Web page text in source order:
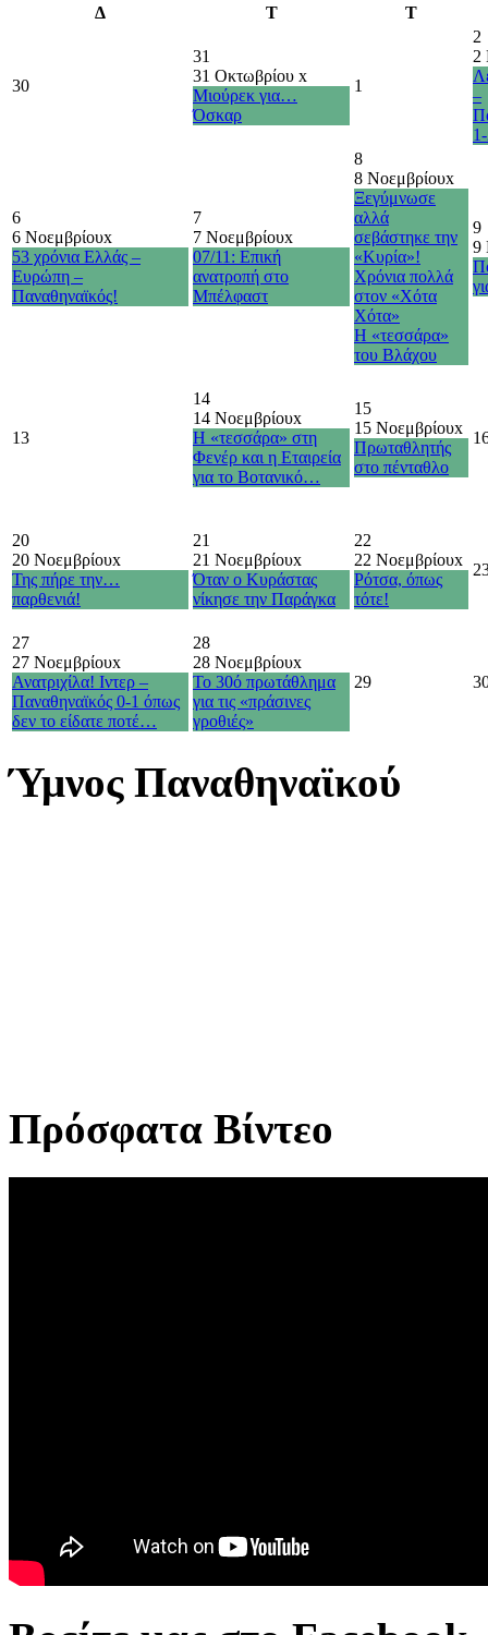
Δ Τ Τ
30
31
31 Οκτωβρίου x
Μιούρεκ για…
Όσκαρ
1
2
2
–
6
6 Νοεμβρίουx
53 χρόνια Ελλάς –
Ευρώπη –
Παναθηναϊκός!
7
7 Νοεμβρίουx
07/11: Επική
ανατροπή στο
Μπέλφαστ
8
8 Νοεμβρίουx
Ξεγύμνωσε
αλλά
σεβάστηκε την
«Κυρία»!
Χρόνια πολλά
στον «Χότα
Χότα»
Η «τεσσάρα»
του Βλάχου
9
9
13
14
14 Νοεμβρίουx
Η «τεσσάρα» στη
Φενέρ και η Εταιρεία
για το Βοτανικό…
15
15 Νοεμβρίουx
Πρωταθλητής
στο πένταθλο
20
20 Νοεμβρίουx
Της πήρε την…
παρθενιά!
21
21 Νοεμβρίουx
Όταν ο Κυράστας
νίκησε την Παράγκα
22
22 Νοεμβρίουx
Ρότσα, όπως
τότε!
27
27 Νοεμβρίουx
Ανατριχίλα! Ιντερ –
Παναθηναϊκός 0-1 όπως
δεν το είδατε ποτέ…
28
28 Νοεμβρίουx
Το 30ό πρωτάθλημα
για τις «πράσινες
γροθιές»
29
Ύμνος Παναθηναϊκού
Πρόσφατα Βίντεο